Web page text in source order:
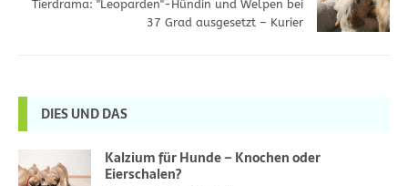
Tierdrama: "Leoparden"-Hündin und Welpen bei
37 Grad ausgesetzt – Kurier
DIES UND DAS
Kalzium für Hunde – Knochen oder
Eierschalen?